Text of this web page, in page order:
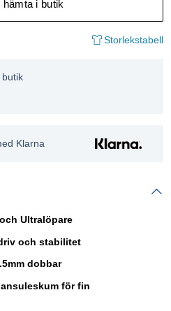
hämta i butik
Storlekstabell
Klarna
Ultralöpare
och stabilitet
dobbar
för fin